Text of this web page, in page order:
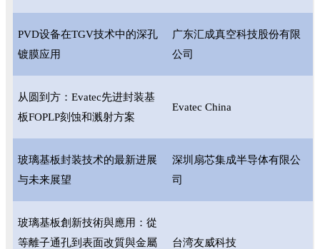
PVD设备在TGV技术中的深孔
镀膜应用
广东汇成真空科技股份有限
公司
从圆到方：Evatec先进封装基
板FOPLP刻蚀和溅射方案
Evatec China
玻璃基板封装技术的最新进展
与未来展望
深圳扇芯集成半导体有限公
司
玻璃基板創新技術與應用：從
等離子通孔到表面改質與金屬
台湾友威科技